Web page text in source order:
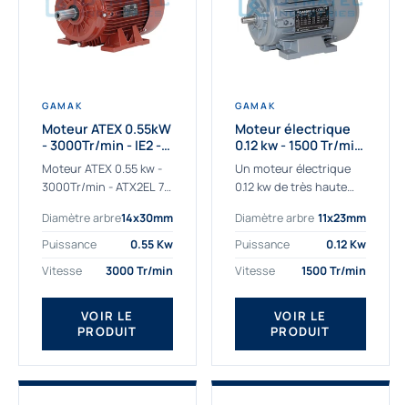
GAMAK
Moteur ATEX 0.55kW
- 3000Tr/min - IE2 -
Zone 2/22 -
Aluminium
Moteur ATEX 0.55 kw -
3000Tr/min - ATX2EL 71
pour les atmosphères
explosives Le moteur
Diamètre arbre14x30mm
Puissance
0.55 Kw
Vitesse
3000 Tr/min
VOIR LE
PRODUIT
GAMAK
Moteur électrique
0.12 kw - 1500 Tr/min
- 230/400V - IE2
Un moteur électrique
0.12 kw de très haute
applications les plus
sollicitées. Nous
fournissons des
moteurs électriques...
Diamètre arbre 11x23mm
Puissance
0.12 Kw
Vitesse
1500 Tr/min
VOIR LE
PRODUIT